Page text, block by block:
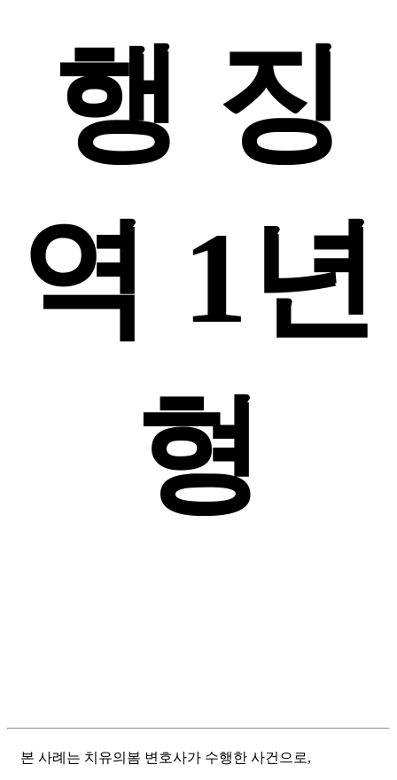
행 징
역 1년
형
본 사례는 치유의봄 변호사가 수행한 사건으로,